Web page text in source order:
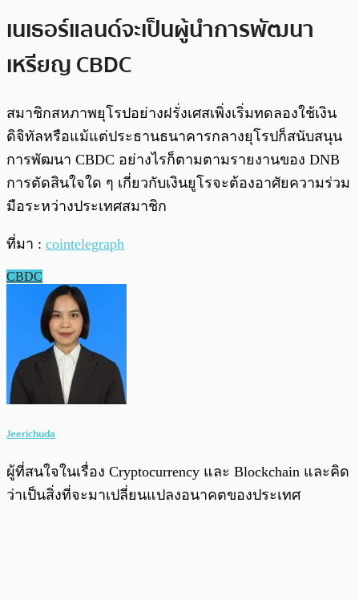
เนเธอร์แลนด์จะเป็นผู้นำการพัฒนา
เหรียญ CBDC
สมาชิกสหภาพยุโรปอย่างฝรั่งเศสเพิ่งเริ่มทดลองใช้เงิน
ดิจิทัลหรือแม้แต่ประธานธนาคารกลางยุโรปก็สนับสนุน
การพัฒนา CBDC อย่างไรก็ตามตามรายงานของ DNB
การตัดสินใจใด ๆ เกี่ยวกับเงินยูโรจะต้องอาศัยความร่วม
มือระหว่างประเทศสมาชิก
ที่มา : cointelegraph
CBDC
Jeerichuda
ผู้ที่สนใจในเรื่อง Cryptocurrency และ Blockchain และคิด
ว่าเป็นสิ่งที่จะมาเปลี่ยนแปลงอนาคตของประเทศ